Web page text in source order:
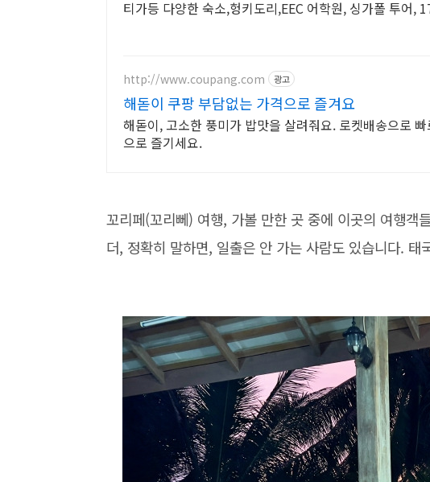
티가등 다양한 숙소,헝키도리,EEC 어학원, 싱가폴 투어,
http://www.coupang.com 광고
해돋이 쿠팡 부담없는 가격으로 즐겨요
해돋이, 고소한 풍미가 밥맛을 살려줘요. 로켓배송으로
으로 즐기세요.
꼬리페(꼬리뻬) 여행, 가볼 만한 곳 중에 이곳의 여행객
더, 정확히 말하면, 일출은 안 가는 사람도 있습니다.